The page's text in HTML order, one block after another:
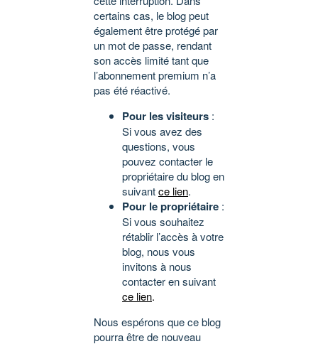
certains cas, le blog peut
également être protégé par
un mot de passe, rendant
son accès limité tant que
l’abonnement premium n’a
pas été réactivé.
Pour les visiteurs :
Si vous avez des
questions, vous
pouvez contacter le
propriétaire du blog en
suivantce lien.
Pour le propriétaire :
Si vous souhaitez
rétablir l’accès à votre
blog, nous vous
invitons à nous
contacter en suivant
ce lien.
Nous espérons que ce blog
pourra être de nouveau